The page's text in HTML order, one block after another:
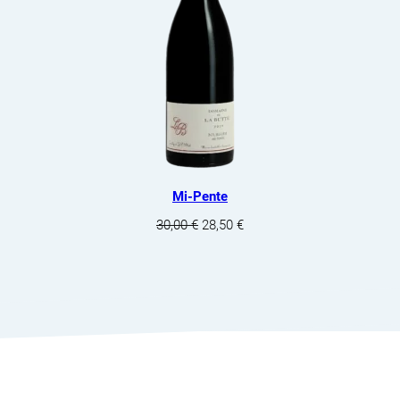
Mi-Pente
30,00€ Le
28,50 €Le